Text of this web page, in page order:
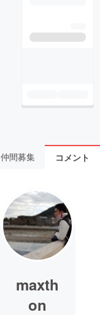
仲間募集 コメント
maxth
on